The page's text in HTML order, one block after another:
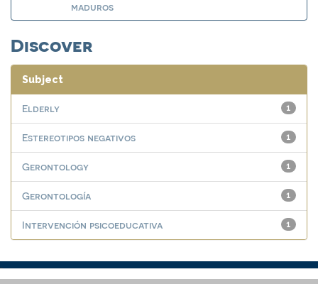
maduros
Discover
Subject
1
Elderly
1
Estereotipos negativos
1
Gerontology
1
Gerontología
1
Intervención psicoeducativa